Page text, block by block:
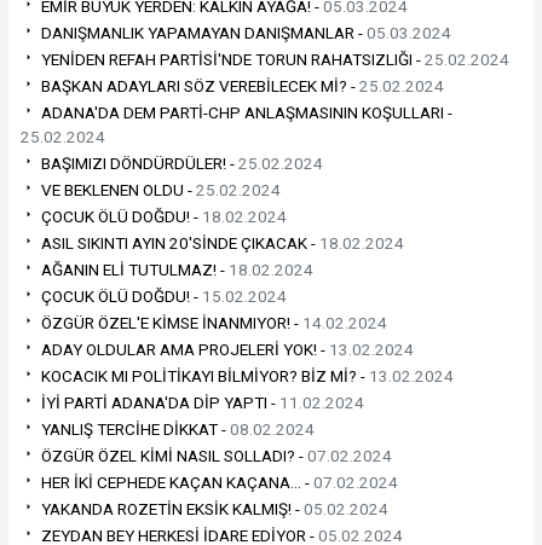
EMİR BÜYÜK YERDEN: KALKIN AYAĞA! -05.03.2024
DANIŞMANLIK YAPAMAYAN DANIŞMANLAR -05.03.2024
YENİDEN REFAH PARTİSİ'NDE TORUN RAHATSIZLIĞI -25.02.2024
BAŞKAN ADAYLARI SÖZ VEREBİLECEK Mİ? -25.02.2024
ADANA'DA DEM PARTİ-CHP ANLAŞMASININ KOŞULLARI -
25.02.2024
BAŞIMIZI DÖNDÜRDÜLER! -25.02.2024
VE BEKLENEN OLDU -25.02.2024
ÇOCUK ÖLÜ DOĞDU! - 18.02.2024
ASIL SIKINTI AYIN 20'SİNDE ÇIKACAK - 18.02.2024
AĞANIN ELİ TUTULMAZ! - 18.02.2024
ÇOCUK ÖLÜ DOĞDU! - 15.02.2024
ÖZGÜR ÖZEL'E KİMSE İNANMIYOR! - 14.02.2024
ADAY OLDULAR AMA PROJELERİ YOK! - 13.02.2024
KOCACIK MI POLİTİKAYI BİLMİYOR? BİZ Mİ? - 13.02.2024
İYİ PARTİ ADANA'DA DİP YAPTI - 11.02.2024
YANLIŞ TERCİHE DİKKAT -08.02.2024
ÖZGÜR ÖZEL KİMİ NASIL SOLLADI? -07.02.2024
HER İKİ CEPHEDE KAÇAN KAÇANA… -07.02.2024
YAKANDA ROZETİN EKSİK KALMIŞ! -05.02.2024
ZEYDAN BEY HERKESİ İDARE EDİYOR -05.02.2024